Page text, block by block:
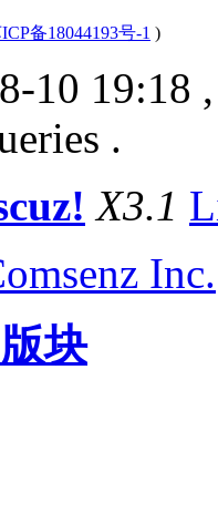
备18044193号-1 )
10 19:18
.
X3.1
Inc.
块